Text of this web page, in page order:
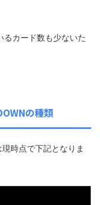
るカード数も少ないた
の種類
時点で下記となりま